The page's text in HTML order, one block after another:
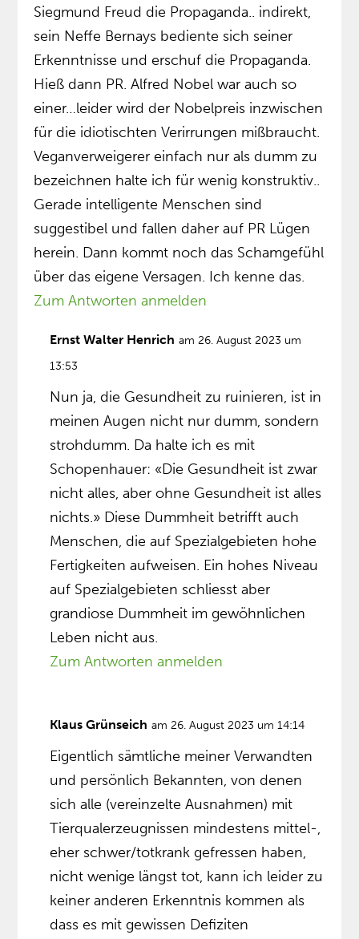
Siegmund Freud die Propaganda.. indirekt,
sein Neffe Bernays bediente sich seiner
Erkenntnisse und erschuf die Propaganda.
Hieß dann PR. Alfred Nobel war auch so
einer…leider wird der Nobelpreis inzwischen
für die idiotischten Verirrungen mißbraucht.
Veganverweigerer einfach nur als dumm zu
bezeichnen halte ich für wenig konstruktiv..
Gerade intelligente Menschen sind
suggestibel und fallen daher auf PR Lügen
herein. Dann kommt noch das Schamgefühl
über das eigene Versagen. Ich kenne das.
Zum Antworten anmelden
Ernst Walter Henrich am 26. August 2023 um
13:53
Nun ja, die Gesundheit zu ruinieren, ist in
meinen Augen nicht nur dumm, sondern
strohdumm. Da halte ich es mit
Schopenhauer: «Die Gesundheit ist zwar
nicht alles, aber ohne Gesundheit ist alles
nichts.» Diese Dummheit betrifft auch
Menschen, die auf Spezialgebieten hohe
Fertigkeiten aufweisen. Ein hohes Niveau
auf Spezialgebieten schliesst aber
grandiose Dummheit im gewöhnlichen
Leben nicht aus.
Zum Antworten anmelden
Klaus Grünseich am 26. August 2023 um 14:14
Eigentlich sämtliche meiner Verwandten
und persönlich Bekannten, von denen
sich alle (vereinzelte Ausnahmen) mit
Tierqualerzeugnissen mindestens mittel-,
eher schwer/totkrank gefressen haben,
nicht wenige längst tot, kann ich leider zu
keiner anderen Erkenntnis kommen als
dass es mit gewissen Defiziten